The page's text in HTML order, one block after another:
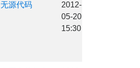
无源代码
2012-
05-20
15:30